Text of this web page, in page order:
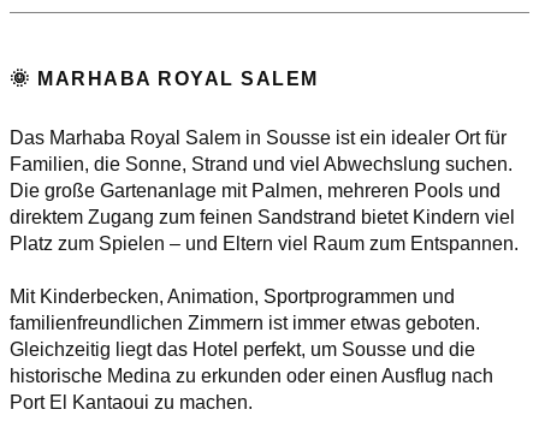
🌞 MARHABA ROYAL SALEM
Das Marhaba Royal Salem in Sousse ist ein idealer Ort für
Familien, die Sonne, Strand und viel Abwechslung suchen.
Die große Gartenanlage mit Palmen, mehreren Pools und
direktem Zugang zum feinen Sandstrand bietet Kindern viel
Platz zum Spielen – und Eltern viel Raum zum Entspannen.
Mit Kinderbecken, Animation, Sportprogrammen und
familienfreundlichen Zimmern ist immer etwas geboten.
Gleichzeitig liegt das Hotel perfekt, um Sousse und die
historische Medina zu erkunden oder einen Ausflug nach
Port El Kantaoui zu machen.